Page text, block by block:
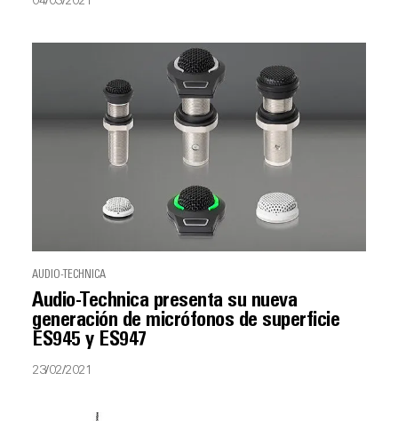
AUDIO-TECHNICA
Audio-Technica presenta su nueva
generación de micrófonos de superficie
ES945 y ES947
23/02/2021